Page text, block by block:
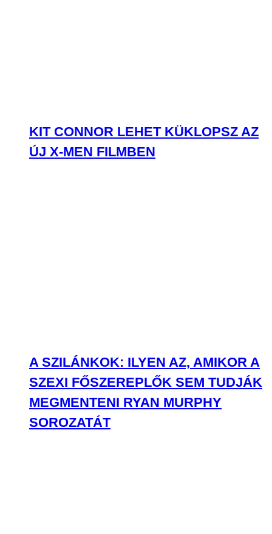
KIT CONNOR LEHET KÜKLOPSZ AZ
ÚJ X-MEN FILMBEN
A SZILÁNKOK: ILYEN AZ, AMIKOR A
SZEXI FŐSZEREPLŐK SEM TUDJÁK
MEGMENTENI RYAN MURPHY
SOROZATÁT